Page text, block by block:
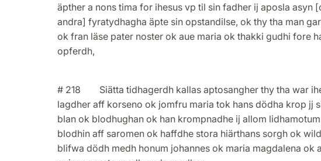
äpther a nons tima for ihesus vp til sin fadher ij aposla asyn
andra] fyratydhagha äpte sin opstandilse, ok thy tha man
ok fran läse pater noster ok aue maria ok thakki gudhi fore
opferdh,
# 218 Siätta tidhagerdh kallas aptosangher thy tha war
lagdher aff korseno ok jomfru maria tok hans dödha krop jj
blan ok blodhughan ok han krompnadhe ij allom
blodhin aff saromen ok haffdhe stora hiärthans sorgh ok
blifwa dödh medh honum johannes ok maria magdalena ok